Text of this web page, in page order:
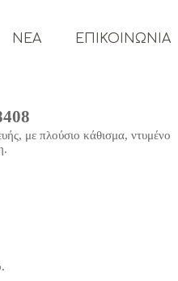
ΝΕΑ ΕΠΙΚΟΙΝΩΝΙΑ
με πλούσιο κάθισμα, ντυμένο